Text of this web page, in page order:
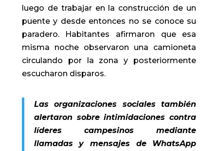
luego de trabajar en la construcción de un
puente y desde entonces no se conoce su
paradero. Habitantes afirmaron que esa
misma noche observaron una camioneta
circulando por la zona y posteriormente
escucharon disparos.
Las organizaciones sociales también
alertaron sobre intimidaciones contra
líderes campesinos mediante
llamadas y mensajes de WhatsApp